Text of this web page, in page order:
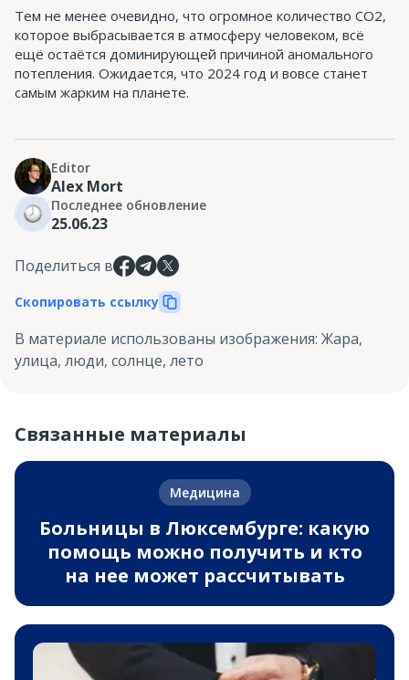
Тем не менее очевидно, что огромное количество СО2,
которое выбрасывается в атмосферу человеком, всё
ещё остаётся доминирующей причиной аномального
потепления. Ожидается, что 2024 год и вовсе станет
самым жарким на планете.
Editor
Alex Mort
Последнее обновление
25.06.23
Поделиться в
Скопировать ссылку
В материале использованы изображения: Жара,
улица, люди, солнце, лето
Связанные материалы
Медицина
Больницы в Люксембурге: какую
помощь можно получить и кто
на нее может рассчитывать